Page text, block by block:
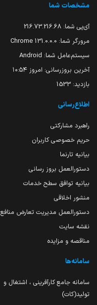
مشخصات شما
آی‌پی شما: 216.73.216.68
مرورگر شما: 131.0.0.0 Chrome
سیستم‌عامل شما: Android
آخرین بروزرسانی: امروز ۱۰:۵۴
بازدید: 1533
اطلاع‌رسانی
راهبرد مشارکتی
حریم خصوصی کاربران
بیانیه تارنما
دستورالعمل بروز رسانی
بیانیه توافق سطح خدمات
منشور اخلاقی
دستورالعمل مدیریت تعارض منافع
نقشه سایت
مناقصه و مزایده
سامانه‌ها
سامانه جامع کارآفرینی ، اشتغال و
تولید(کات)